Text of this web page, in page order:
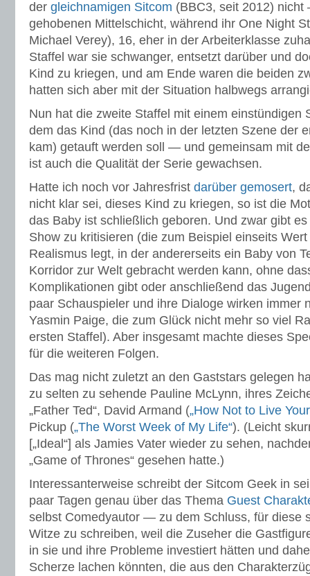
der gleichnamigen Sitcom (BBC3, seit 2012)
gehobenen Mittelschicht, während ihr One Night
Michael Verey), 16, eher in der Arbeiterklasse
Staffel war sie schwanger, entsetzt darüber und
Kind zu kriegen, und am Ende waren die beiden
hatten sich aber mit der Situation halbwegs
Nun hat die zweite Staffel mit einem einstündigen
dem das Kind (das noch in der letzten Szene der
kam) getauft werden soll — und gemeinsam mit
ist auch die Qualität der Serie gewachsen.
Hatte ich noch vor Jahresfrist darüber gemosert,
nicht klar sei, dieses Kind zu kriegen, so ist die
das Baby ist schließlich geboren. Und zwar gibt
Show zu kritisieren (die zum Beispiel einseits
Realismus legt, in der andererseits ein Baby von
Korridor zur Welt gebracht werden kann, ohne
Komplikationen gibt oder anschließend das
paar Schauspieler und ihre Dialoge wirken immer
Yasmin Paige, die zum Glück nicht mehr so viel
ersten Staffel). Aber insgesamt machte dieses
für die weiteren Folgen.
Das mag nicht zuletzt an den Gaststars gelegen
zu selten zu sehende Pauline McLynn, ihres
„Father Ted“, David Armand („How Not to Live
Pickup („The Worst Week of My Life“). (Leicht
[„Ideal“] als Jamies Vater wieder zu sehen,
„Game of Thrones“ gesehen hatte.)
Interessanterweise schreibt der Sitcom Geek in
paar Tagen genau über das Thema Guest
selbst Comedyautor — zu dem Schluss, für diese
Witze zu schreiben, weil die Zuseher die
in sie und ihre Probleme investiert hätten und
Scherze lachen könnten, die aus den